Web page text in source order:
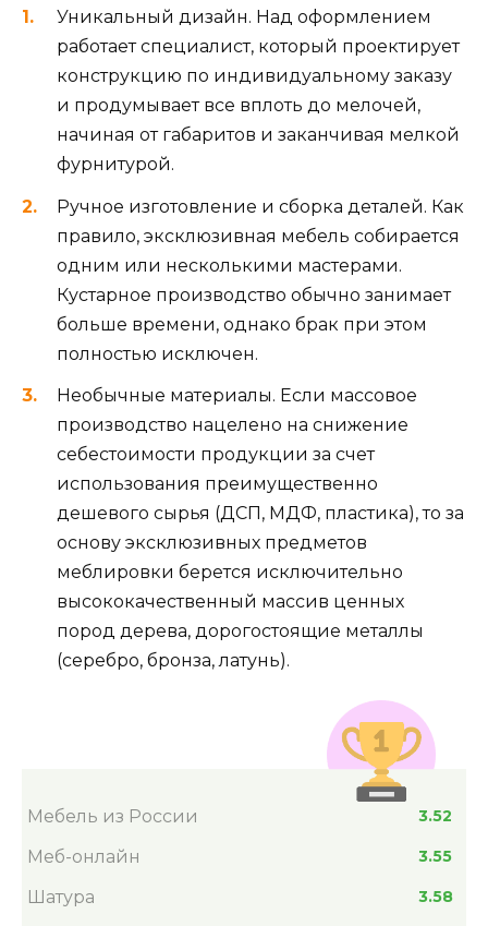
Уникальный дизайн. Над оформлением
работает специалист, который проектирует
конструкцию по индивидуальному заказу
и продумывает все вплоть до мелочей,
начиная от габаритов и заканчивая мелкой
фурнитурой.
Ручное изготовление и сборка деталей. Как
правило, эксклюзивная мебель собирается
одним или несколькими мастерами.
Кустарное производство обычно занимает
больше времени, однако брак при этом
полностью исключен.
Необычные материалы. Если массовое
производство нацелено на снижение
себестоимости продукции за счет
использования преимущественно
дешевого сырья (ДСП, МДФ, пластика), то за
основу эксклюзивных предметов
меблировки берется исключительно
высококачественный массив ценных
пород дерева, дорогостоящие металлы
(серебро, бронза, латунь).
Мебель из России 3.52
Меб-онлайн 3.55
Шатура 3.58